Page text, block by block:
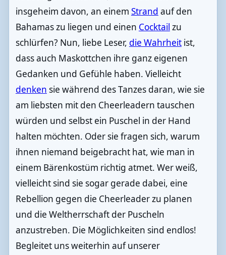
insgeheim davon, an einem Strand auf den
Bahamas zu liegen und einen Cocktail zu
schlürfen? Nun, liebe Leser, die Wahrheitist,
dass auch Maskottchen ihre ganz eigenen
Gedanken und Gefühle haben. Vielleicht
denken sie während des Tanzes daran, wie sie
am liebsten mit den Cheerleadern tauschen
würden und selbst ein Puschel in der Hand
halten möchten. Oder sie fragen sich, warum
ihnen niemand beigebracht hat, wie man in
einem Bärenkostüm richtig atmet. Wer weiß,
vielleicht sind sie sogar gerade dabei, eine
Rebellion gegen die Cheerleader zu planen
und die Weltherrschaft der Puscheln
anzustreben. Die Möglichkeiten sind endlos!
Begleitet uns weiterhin auf unserer